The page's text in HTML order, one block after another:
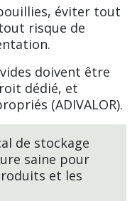
éviter tout
risque de
doivent être
dédié, et
(ADIVALOR).
de stockage
saine pour
et les